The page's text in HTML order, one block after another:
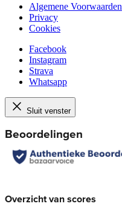
Algemene Voorwaarden
Privacy
Cookies
Facebook
Instagram
Strava
Whatsapp
Sluit venster